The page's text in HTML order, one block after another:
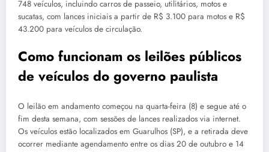
748 veículos, incluindo carros de passeio, utilitários, motos e
sucatas, com lances iniciais a partir de R$ 3.100 para motos e R$
43.200 para veículos de circulação.
Como funcionam os leilões públicos
de veículos do governo paulista
O leilão em andamento começou na quarta-feira (8) e segue até o
fim desta semana, com sessões de lances realizados via internet.
Os veículos estão localizados em Guarulhos (SP), e a retirada deve
ocorrer mediante agendamento entre os dias 20 de outubro e 14